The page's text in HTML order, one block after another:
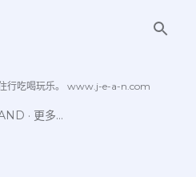
行吃喝玩乐。 www.j-e-a-n.com
更多…